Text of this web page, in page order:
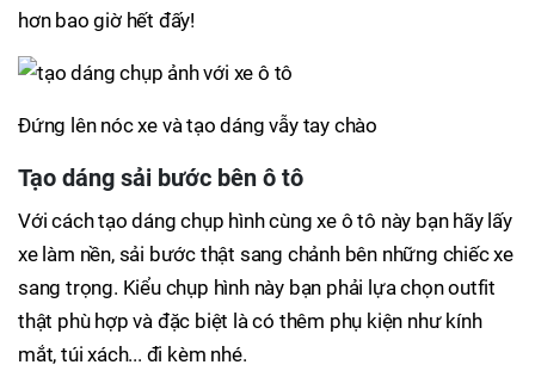
hơn bao giờ hết đấy!
Đứng lên nóc xe và tạo dáng vẫy tay chào
Tạo dáng sải bước bên ô tô
Với cách tạo dáng chụp hình cùng xe ô tô này bạn hãy lấy
xe làm nền, sải bước thật sang chảnh bên những chiếc xe
sang trọng. Kiểu chụp hình này bạn phải lựa chọn outfit
thật phù hợp và đặc biệt là có thêm phụ kiện như kính
mắt, túi xách... đi kèm nhé.